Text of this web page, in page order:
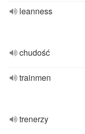
leanness
chudość
trainmen
trenerzy